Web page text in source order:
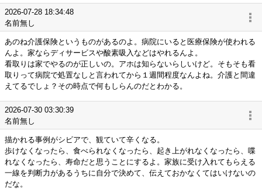
2026-07-28 18:34:48
名前無し
あのね介護保険というものがあるのよ。病院にいると医療保険が使われる
んよ。家ならディサービスや酸素吸入などはやれるんよ。
看取りは家でやるのが正しいの。アホは知らないらしいけど。そもそも看
取りって病院で処置なしと言われてから１週間程度なんよね。介護と間違
えてるでしょ？その時点で何もしらんのだとわかる。
2026-07-30 03:30:39
名前無し
描かれる事例がシビアで、観ていて辛くなる。
歩けなくなったら、食べられなくなったら、起き上がれなくなったら、喋
れなくなったら、寿命だと思うことにするよ。家族に受け入れてもらえる
一線を判断力があるうちに自分で決めて、伝えておかなくてはいけないの
だな。